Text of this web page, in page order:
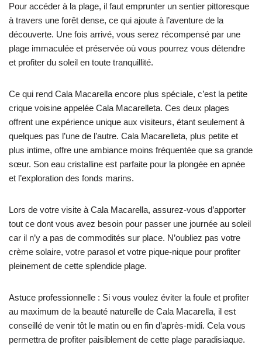
Pour accéder à la plage, il faut emprunter un sentier pittoresque
à travers une forêt dense, ce qui ajoute à l’aventure de la
découverte. Une fois arrivé, vous serez récompensé par une
plage immaculée et préservée où vous pourrez vous détendre
et profiter du soleil en toute tranquillité.
Ce qui rend Cala Macarella encore plus spéciale, c’est la petite
crique voisine appelée Cala Macarelleta. Ces deux plages
offrent une expérience unique aux visiteurs, étant seulement à
quelques pas l’une de l’autre. Cala Macarelleta, plus petite et
plus intime, offre une ambiance moins fréquentée que sa grande
sœur. Son eau cristalline est parfaite pour la plongée en apnée
et l’exploration des fonds marins.
Lors de votre visite à Cala Macarella, assurez-vous d’apporter
tout ce dont vous avez besoin pour passer une journée au soleil
car il n’y a pas de commodités sur place. N’oubliez pas votre
crème solaire, votre parasol et votre pique-nique pour profiter
pleinement de cette splendide plage.
Astuce professionnelle : Si vous voulez éviter la foule et profiter
au maximum de la beauté naturelle de Cala Macarella, il est
conseillé de venir tôt le matin ou en fin d’après-midi. Cela vous
permettra de profiter paisiblement de cette plage paradisiaque.